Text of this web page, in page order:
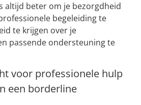
altijd beter om je bezorgdheid
begeleiding te
te krijgen over je
passende ondersteuning te
voor professionele hulp
een borderline